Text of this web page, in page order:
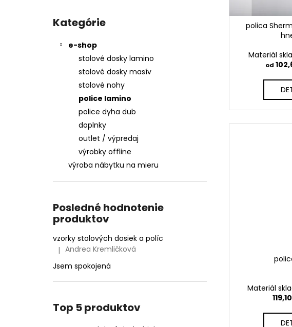
kategórie
Kategórie
e-shop
stolové dosky lamino
stolové dosky masív
stolové nohy
police lamino
police dyha dub
doplnky
outlet / výpredaj
výrobky offline
výroba nábytku na mieru
Posledné hodnotenie
produktov
vzorky stolových dosiek a políc
Hodnotenie produktu je 5 z 5 hviezdičiek.
| Andrea Kremličková
Jsem spokojená
Top 5 produktov
t
u
polica
Materiál
od
Materiál